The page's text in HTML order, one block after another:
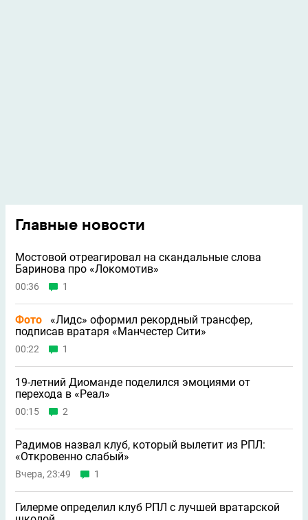
Главные новости
Мостовой отреагировал на скандальные слова
Баринова про «Локомотив»
00:36 1
Фото
«Лидс» оформил рекордный трансфер,
подписав вратаря «Манчестер Сити»
00:22 1
19-летний Диоманде поделился эмоциями от
перехода в «Реал»
00:15 2
Радимов назвал клуб, который вылетит из РПЛ:
«Откровенно слабый»
Вчера, 23:49 1
Гилерме определил клуб РПЛ с лучшей вратарской